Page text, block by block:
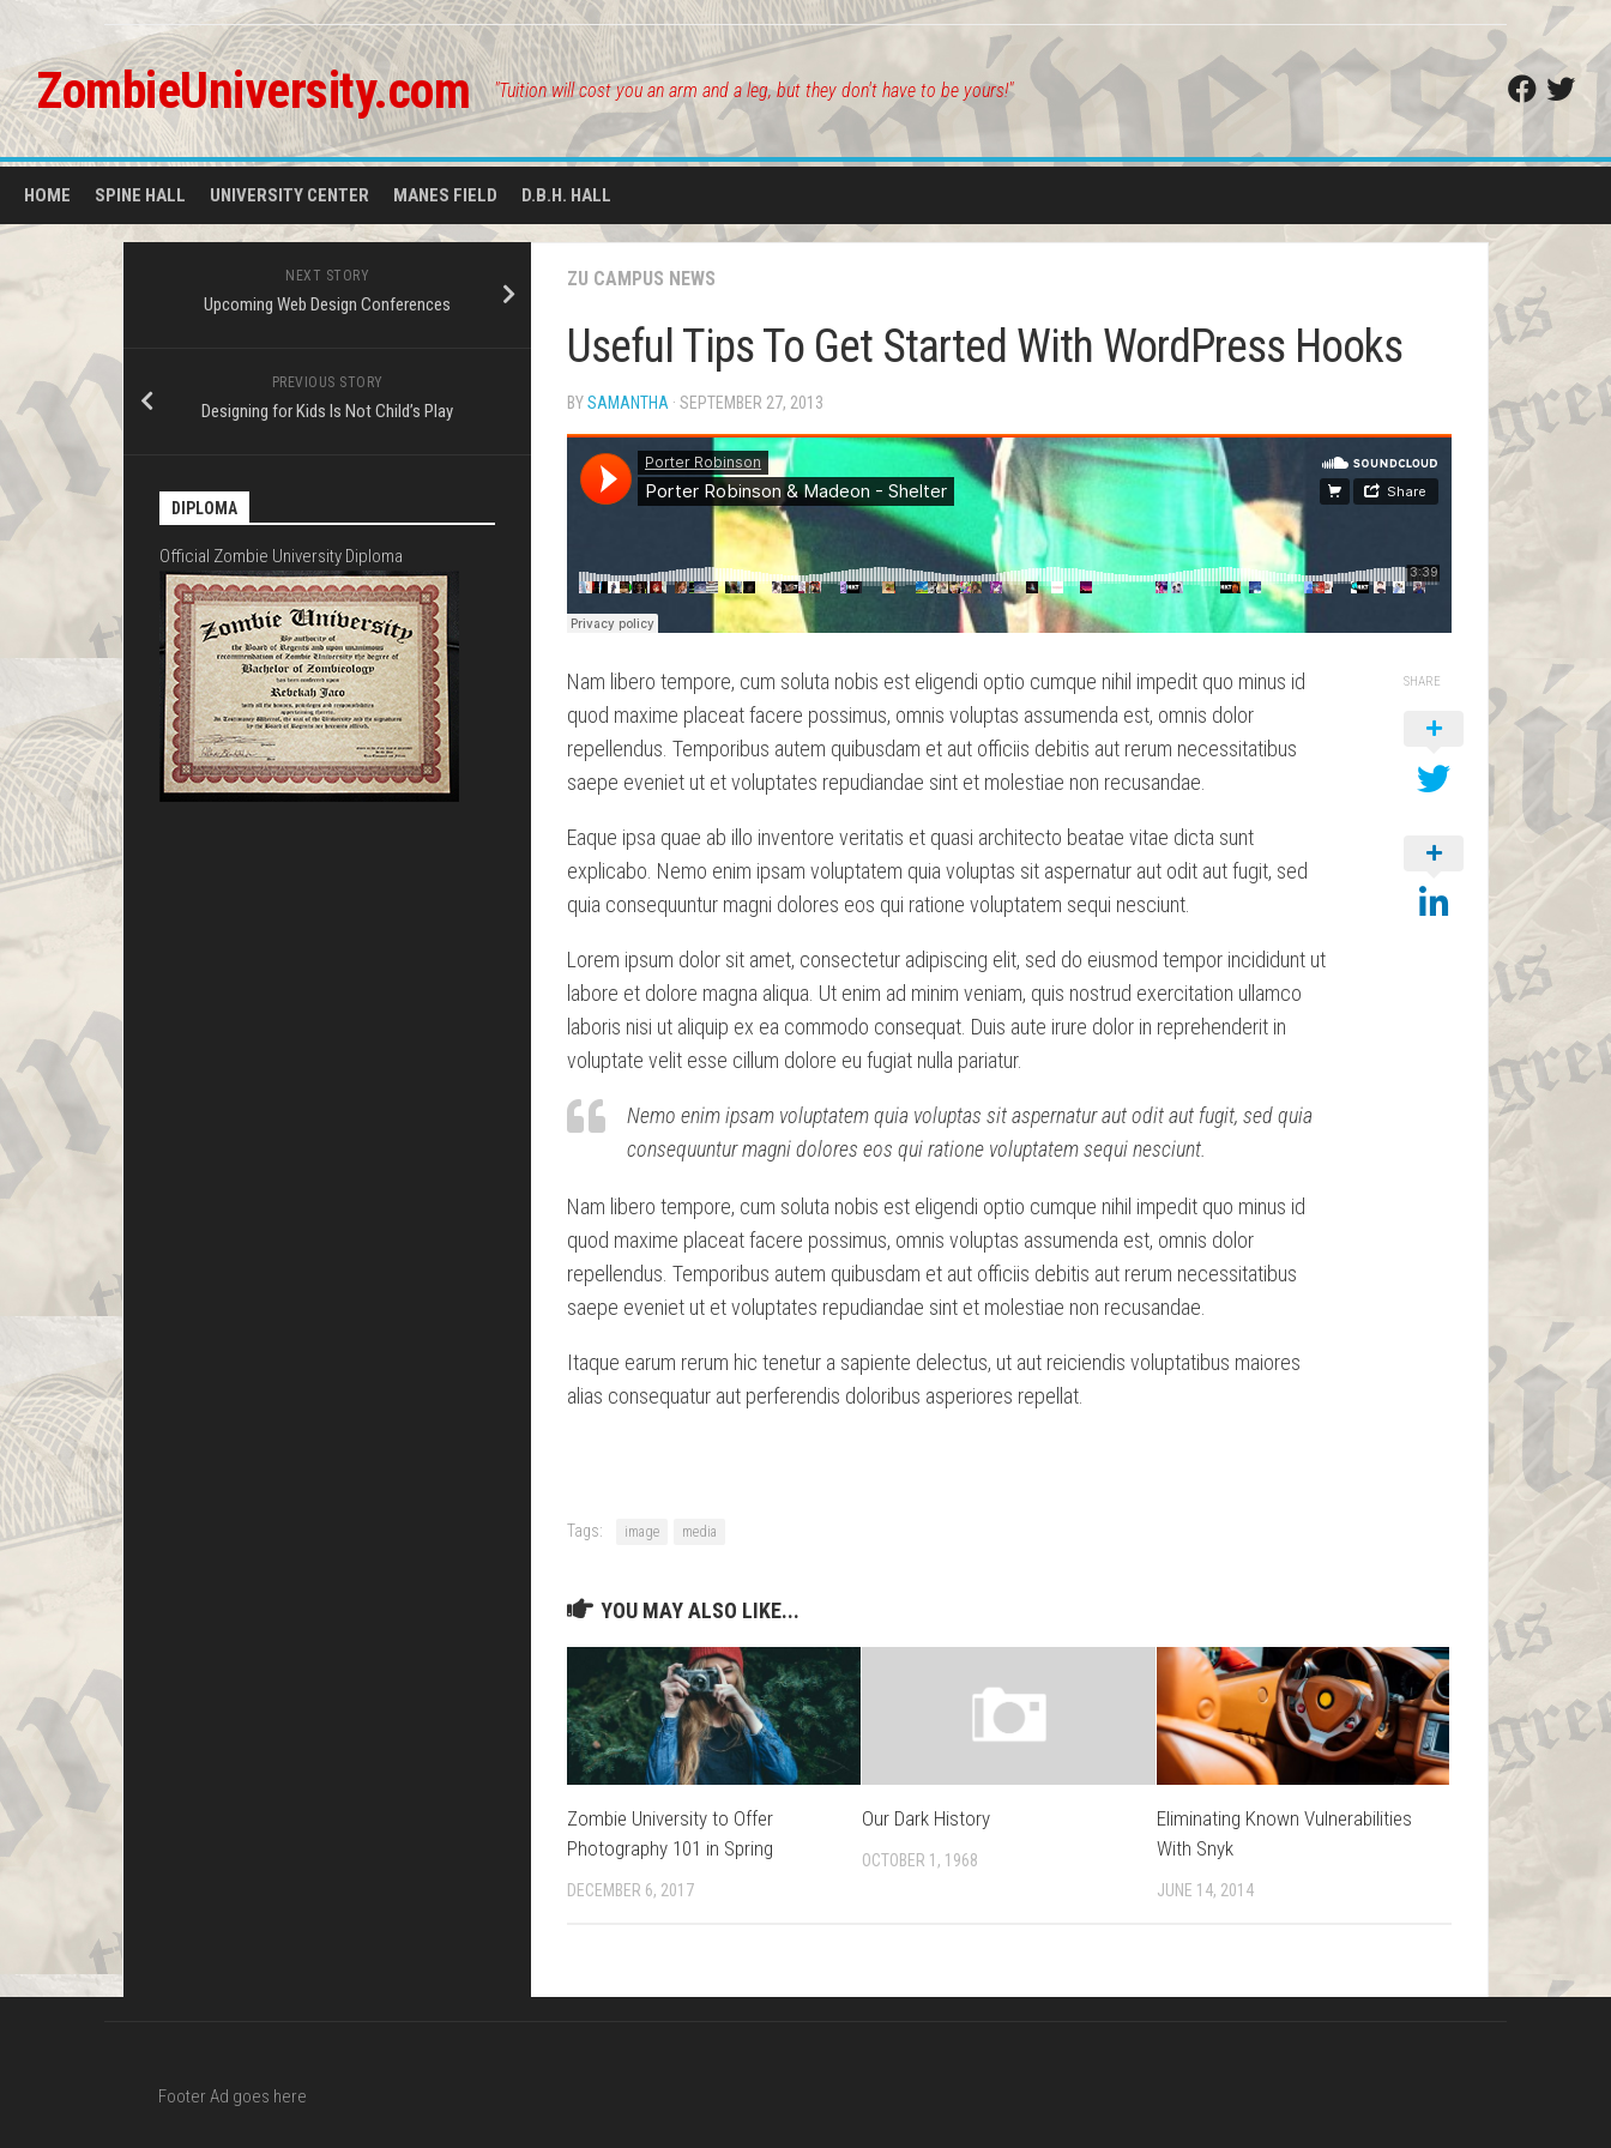
contentZombieUniversity.com "Tuition will cost you an arm and a leg, but they don't have to be yours!"
HOME SPINE HALL UNIVERSITY CENTER MANES FIELD D.B.H. HALL
ZU CAMPUS NEWS
Useful Tips To Get Started With WordPress Hooks
BYSAMANTHA · SEPTEMBER 27, 2013
Nam libero tempore, cum soluta nobis est eligendi optio cumque nihil impedit quo minus id
quod maxime placeat facere possimus, omnis voluptas assumenda est, omnis dolor
repellendus. Temporibus autem quibusdam et aut officiis debitis aut rerum necessitatibus
saepe eveniet ut et voluptates repudiandae sint et molestiae non recusandae.
Eaque ipsa quae ab illo inventore veritatis et quasi architecto beatae vitae dicta sunt
explicabo. Nemo enim ipsam voluptatem quia voluptas sit aspernatur aut odit aut fugit, sed
quia consequuntur magni dolores eos qui ratione voluptatem sequi nesciunt.
Lorem ipsum dolor sit amet, consectetur adipiscing elit, sed do eiusmod tempor incididunt ut
labore et dolore magna aliqua. Ut enim ad minim veniam, quis nostrud exercitation ullamco
laboris nisi ut aliquip ex ea commodo consequat. Duis aute irure dolor in reprehenderit in
voluptate velit esse cillum dolore eu fugiat nulla pariatur.
Nemo enim ipsam voluptatem quia voluptas sit aspernatur aut odit aut fugit, sed quia
consequuntur magni dolores eos qui ratione voluptatem sequi nesciunt.
Nam libero tempore, cum soluta nobis est eligendi optio cumque nihil impedit quo minus id
quod maxime placeat facere possimus, omnis voluptas assumenda est, omnis dolor
repellendus. Temporibus autem quibusdam et aut officiis debitis aut rerum necessitatibus
saepe eveniet ut et voluptates repudiandae sint et molestiae non recusandae.
Itaque earum rerum hic tenetur a sapiente delectus, ut aut reiciendis voluptatibus maiores
alias consequatur aut perferendis doloribus asperiores repellat.
SHARE
Tags: image media
YOU MAY ALSO LIKE...
Zombie University to Offer
Photography 101 in Spring
DECEMBER 6, 2017
Our Dark History
OCTOBER 1, 1968
Eliminating Known Vulnerabilities
With Snyk
JUNE 14, 2014
NEXT STORY
Upcoming Web Design Conferences
PREVIOUS STORY
Designing for Kids Is Not Child’s Play
DIPLOMA
Official Zombie University Diploma
Footer Ad goes here